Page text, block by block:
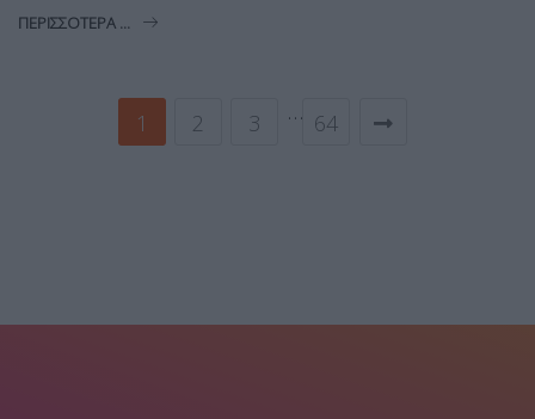
ΠΕΡΙΣΣΌΤΕΡΑ ...
1 2 3 … 64